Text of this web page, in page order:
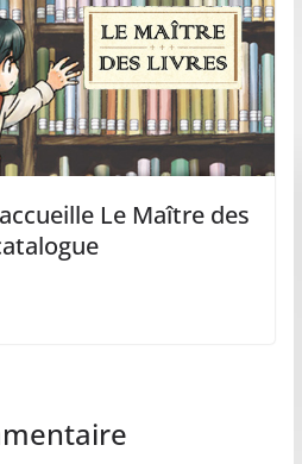
Le Maître des